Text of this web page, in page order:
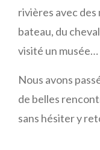
rivières avec des
bateau, du
visité un musée…
Nous avons
de belles
sans hésiter y